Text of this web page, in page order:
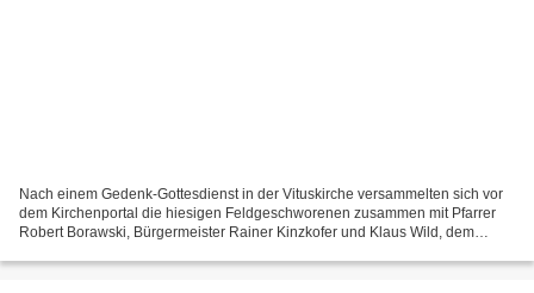
Nach einem Gedenk-Gottesdienst in der Vituskirche versammelten sich vor
dem Kirchenportal die hiesigen Feldgeschworenen zusammen mit Pfarrer
Robert Borawski, Bürgermeister Rainer Kinzkofer und Klaus Wild, dem